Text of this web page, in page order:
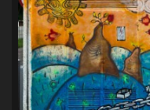
STAT4U